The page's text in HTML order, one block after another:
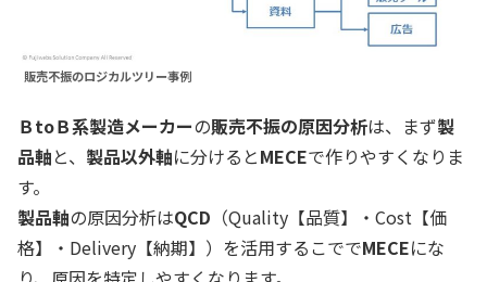
販売不振のロジカルツリー事例
ＢtoＢ系製造メーカーの販売不振の原因分析は、まず製
品軸と、 製品以外軸に分けるとMECEで作りやすくなりま
す。
製品軸の原因分析はQCD （Quality【品質】・Cost【価
格】・Delivery【納期】）を活用するこででMECEにな